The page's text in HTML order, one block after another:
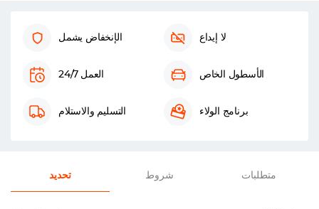
الإنخفاض يشمل لا إيداع
العمل 24/7 الأسطول الخاص
التسليم والاستلام برنامج الولاء
تحديد شروط متطلبات